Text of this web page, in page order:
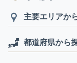
主要エリアか
都道府県から